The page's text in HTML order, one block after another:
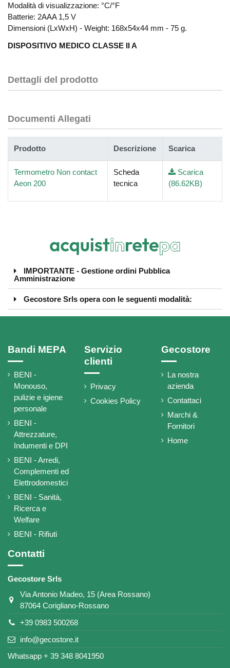
Modalità di visualizzazione: °C/°F
Batterie: 2AAA 1,5 V
Dimensioni (LxWxH) - Weight: 168x54x44 mm - 75 g.
DISPOSITIVO MEDICO CLASSE II A
Dettagli del prodotto
Documenti Allegati
Prodotto Descrizione Scarica
Termometro Non contact
Aeon 200
Scheda
tecnica
Scarica
(86.62KB)
IMPORTANTE - Gestione ordini Pubblica
Amministrazione
Gecostore Srls opera con le seguenti modalità:
Bandi MEPA
BENI -
Monouso,
pulizie e igiene
personale
BENI -
Attrezzature,
Indumenti e DPI
BENI - Arredi,
Complementi ed
Elettrodomestici
BENI - Sanità,
Ricerca e
Welfare
BENI - Rifiuti
Servizio
clienti
Privacy
Cookies Policy
Gecostore
La nostra
azienda
Contattaci
Marchi &
Fornitori
Home
Contatti
Gecostore Srls
Via Antonio Madeo, 15 (Area Rossano)
87064 Corigliano-Rossano
+39 0983 500268
info@gecostore.it
Whatsapp + 39 348 8041950